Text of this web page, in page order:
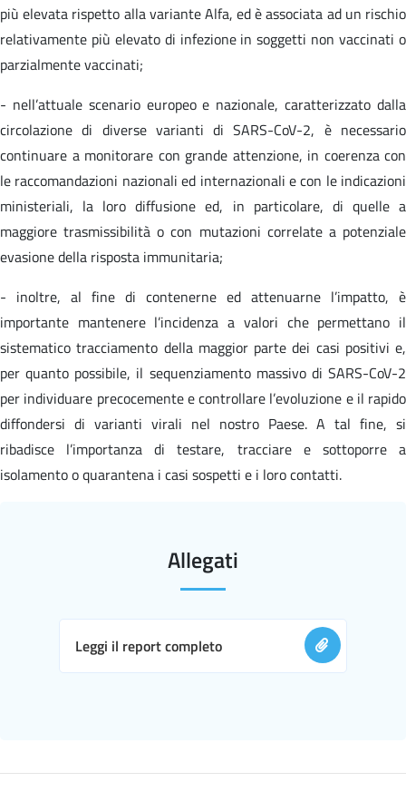
più elevata rispetto alla variante Alfa, ed è associata ad un rischio
relativamente più elevato di infezione in soggetti non vaccinati o
parzialmente vaccinati;
- nell’attuale scenario europeo e nazionale, caratterizzato dalla
circolazione di diverse varianti di SARS-CoV-2, è necessario
continuare a monitorare con grande attenzione, in coerenza con
le raccomandazioni nazionali ed internazionali e con le indicazioni
ministeriali, la loro diffusione ed, in particolare, di quelle a
maggiore trasmissibilità o con mutazioni correlate a potenziale
evasione della risposta immunitaria;
- inoltre, al fine di contenerne ed attenuarne l’impatto, è
importante mantenere l’incidenza a valori che permettano il
sistematico tracciamento della maggior parte dei casi positivi e,
per quanto possibile, il sequenziamento massivo di SARS-CoV-2
per individuare precocemente e controllare l’evoluzione e il rapido
diffondersi di varianti virali nel nostro Paese. A tal fine, si
ribadisce l’importanza di testare, tracciare e sottoporre a
isolamento o quarantena i casi sospetti e i loro contatti.
Allegati
Leggi il report completo